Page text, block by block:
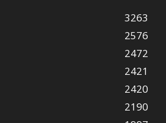
3263
2576
2472
2421
2420
2190